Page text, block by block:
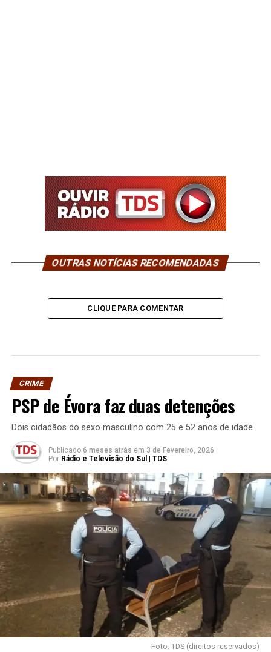
OUTRAS NOTÍCIAS RECOMENDADAS
CLIQUE PARA COMENTAR
CRIME
PSP de Évora faz duas detenções
Dois cidadãos do sexo masculino com 25 e 52 anos de idade
Publicado 6 meses atrás em 3 de Fevereiro, 2026
Por Rádio e Televisão do Sul | TDS
Foto: TDS (direitos reservados)